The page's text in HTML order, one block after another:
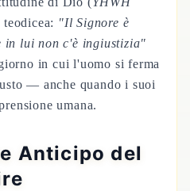
"Il Signore è
in lui non c'è ingiustizia"
in cui l'uomo si ferma
— anche quando i suoi
umana.
Anticipo del